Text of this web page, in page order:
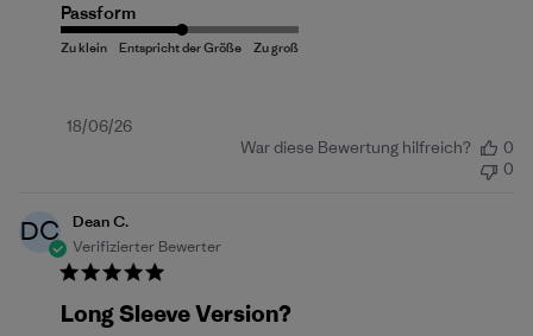
Passform
Veröffentlichungsdatum
18/06/26
War diese Bewertung hilfreich?
0
0
DC
Dean C.
Verifizierter Bewerter
Long Sleeve Version?